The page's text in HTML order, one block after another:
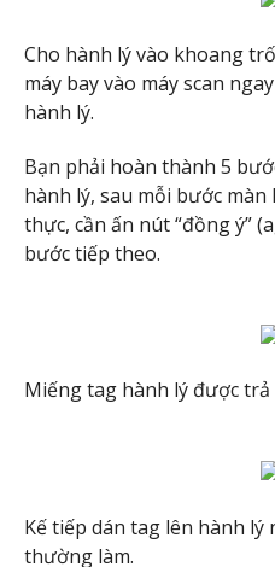
Cho hành lý vào khoang
máy bay vào máy scan
hành lý.
Bạn phải hoàn thành 5
hành lý, sau mỗi bước
thực, cần ấn nút “đồng ý”
bước tiếp theo.
Miếng tag hành lý được
Kế tiếp dán tag lên hành lý
thường làm.